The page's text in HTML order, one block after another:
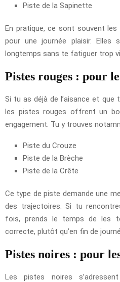
Piste de la Sapinette
En pratique, ce sont souvent
pour une journée plaisir.
longtemps sans te fatiguer trop
Pistes rouges : pour
Si tu as déjà de l’aisance et que
les pistes rouges offrent un
engagement. Tu y trouves
Piste du Crouze
Piste de la Brèche
Piste de la Crête
Ce type de piste demande une
des trajectoires. Si tu
fois, prends le temps de les
correcte, plutôt qu’en fin de
Pistes noires : pour
Les pistes noires